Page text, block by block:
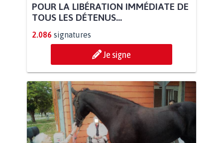
POUR LA LIBÉRATION IMMÉDIATE DE
TOUS LES DÉTENUS...
2.086 signatures
Je signe